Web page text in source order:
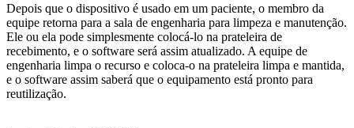
Depois que o dispositivo é usado em um paciente, o membro da
equipe retorna para a sala de engenharia para limpeza e manutenção.
Ele ou ela pode simplesmente colocá-lo na prateleira de
recebimento, e o software será assim atualizado. A equipe de
engenharia limpa o recurso e coloca-o na prateleira limpa e mantida,
e o software assim saberá que o equipamento está pronto para
reutilização.